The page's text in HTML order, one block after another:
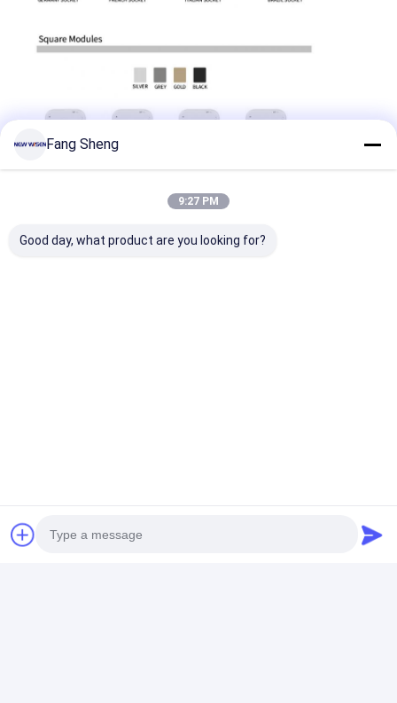
Fale Conosco
Falem agora.
Quadros interativos
Elevador de monitor LCD
Flip-up monitor
Fang Sheng
9:27 PM
Good day, what product are you looking for?